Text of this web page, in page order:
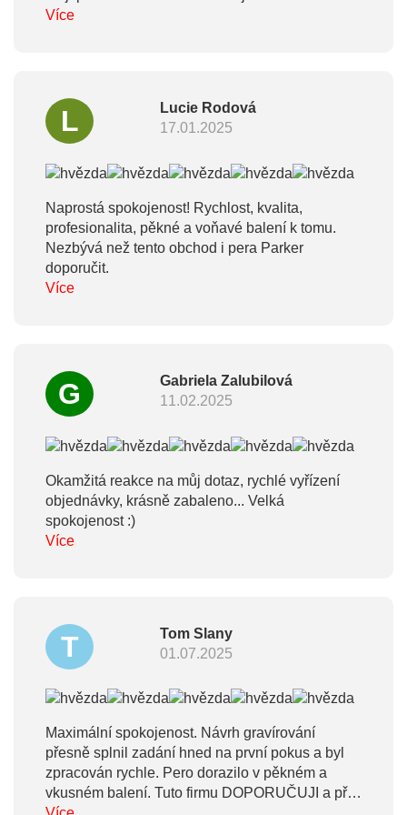
Více
L
Lucie Rodová
17.01.2025
Naprostá spokojenost! Rychlost, kvalita,
profesionalita, pěkné a voňavé balení k tomu.
Nezbývá než tento obchod i pera Parker
doporučit.
Více
G
Gabriela Zalubilová
11.02.2025
Okamžitá reakce na můj dotaz, rychlé vyřízení
objednávky, krásně zabaleno... Velká
spokojenost :)
Více
T
Tom Slany
01.07.2025
Maximální spokojenost. Návrh gravírování
přesně splnil zadání hned na první pokus a byl
zpracován rychle. Pero dorazilo v pěkném a
vkusném balení. Tuto firmu DOPORUČUJI a při